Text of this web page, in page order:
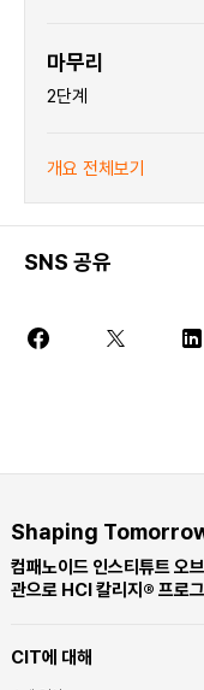
마무리
.
2단계
개요 전체보기
SNS 공유
Shaping
컴패노이드 인스티튜트 오
관으로 HCI 칼리지® 프로
CIT에 대해